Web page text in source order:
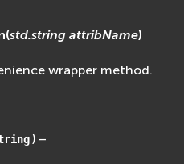
(std.string attribName)
wrapper method.
) –